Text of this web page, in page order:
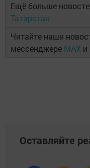
Ещё больше
Татарстан
Читайте наши
мессенджере MAX и
Оставляйте